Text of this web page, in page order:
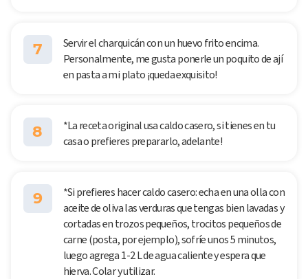
7
Servir el charquicán con un huevo frito encima.
Personalmente, me gusta ponerle un poquito de ají
en pasta a mi plato ¡queda exquisito!
8
*La receta original usa caldo casero, si tienes en tu
casa o prefieres prepararlo, adelante!
9
*Si prefieres hacer caldo casero: echa en una olla con
aceite de oliva las verduras que tengas bien lavadas y
cortadas en trozos pequeños, trocitos pequeños de
carne (posta, por ejemplo), sofríe unos 5 minutos,
luego agrega 1-2 L de agua caliente y espera que
hierva. Colar y utilizar.